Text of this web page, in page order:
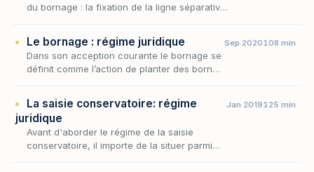
du bornage : la fixation de la ligne séparative,
Le bornage : régime juridique
Dans son acception courante le bornage se
définit comme l’action de planter des bornes
Sep 2020108 min
La saisie conservatoire: régime
juridique
Avant d'aborder le régime de la saisie
conservatoire, il importe de la situer parmi
Jan 2019125 min